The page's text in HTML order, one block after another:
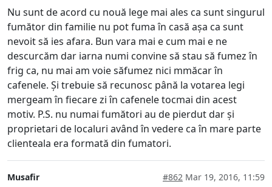
Nu sunt de acord cu nouă lege mai ales ca sunt singurul
fumător din familie nu pot fuma în casă așa ca sunt
nevoit să ies afara. Bun vara mai e cum mai e ne
descurcăm dar iarna numi convine să stau să fumez în
frig ca, nu mai am voie săfumez nici mmăcar în
cafenele. Și trebuie să recunosc până la votarea legi
mergeam în fiecare zi în cafenele tocmai din acest
motiv. P.S. nu numai fumători au de pierdut dar și
proprietari de localuri având în vedere ca în mare parte
clienteala era formată din fumatori.
Musafir #862 Mar 19, 2016, 11:59